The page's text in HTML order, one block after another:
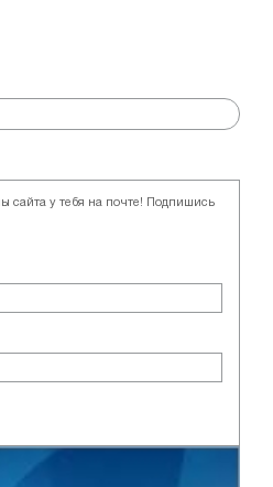
сайта у тебя на почте! Подпишись